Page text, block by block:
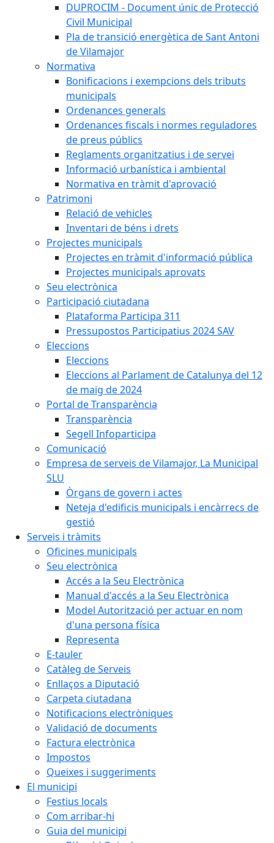
DUPROCIM - Document únic de Protecció
Civil Municipal
Pla de transició energètica de Sant Antoni
de Vilamajor
Normativa
Bonificacions i exempcions dels tributs
municipals
Ordenances generals
Ordenances fiscals i normes reguladores
de preus públics
Reglaments organitzatius i de servei
Informació urbanística i ambiental
Normativa en tràmit d'aprovació
Patrimoni
Relació de vehicles
Inventari de béns i drets
Projectes municipals
Projectes en tràmit d'informació pública
Projectes municipals aprovats
Seu electrònica
Participació ciutadana
Plataforma Participa 311
Pressupostos Participatius 2024 SAV
Eleccions
Eleccions
Eleccions al Parlament de Catalunya del 12
de maig de 2024
Portal de Transparència
Transparència
Segell Infoparticipa
Comunicació
Empresa de serveis de Vilamajor, La Municipal
SLU
Òrgans de govern i actes
Neteja d'edificis municipals i encàrrecs de
gestió
Serveis i tràmits
Oficines municipals
Seu electrònica
Accés a la Seu Electrònica
Manual d'accés a la Seu Electrònica
Model Autorització per actuar en nom
d'una persona física
Representa
E-tauler
Catàleg de Serveis
Enllaços a Diputació
Carpeta ciutadana
Notificacions electròniques
Validació de documents
Factura electrònica
Impostos
Queixes i suggeriments
El municipi
Festius locals
Com arribar-hi
Guia del municipi